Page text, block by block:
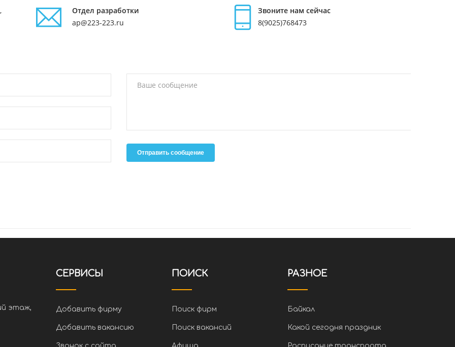
Отдел разработки
ap@223-223.ru
Звоните нам сейчас
8(9025)768473
Отправить сообщение
этаж,
СЕРВИСЫ
Добавить фирму
Добавить вакансию
ПОИСК
Поиск фирм
Поиск вакансий
РАЗНОЕ
Байкал
Какой сегодня праздник